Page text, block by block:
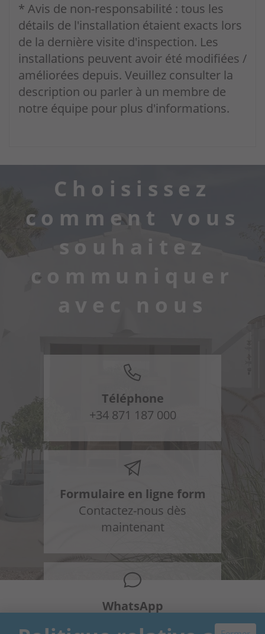
* Avis de non-responsabilité : tous les
détails de l'installation étaient exacts lors
de la dernière visite d'inspection. Les
installations peuvent avoir été modifiées /
améliorées depuis. Veuillez consulter la
description ou parler à un membre de
notre équipe pour plus d'informations.
Choisissez
comment vous
souhaitez
communiquer
avec nous
Téléphone
+34 871 187 000
Formulaire en ligne form
Contactez-nous dès
maintenant
WhatsApp